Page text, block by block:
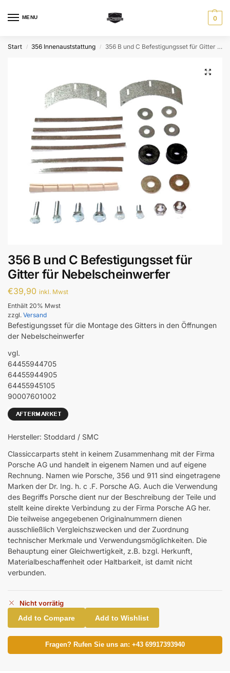
MENU 0
Start / 356 Innenauststattung / 356 B und C Befestigungsset für Gitter für Nebelscheinwerfer
356 B und C Befestigungsset für
Gitter für Nebelscheinwerfer
€39,90 inkl. Mwst
Enthält 20% Mwst
zzgl. Versand
Befestigungsset für die Montage des Gitters in den Öffnungen
der Nebelscheinwerfer
vgl.
64455944705
64455944905
64455945105
90007601002
Hersteller: Stoddard / SMC
Classiccarparts steht in keinem Zusammenhang mit der Firma
Porsche AG und handelt in eigenem Namen und auf eigene
Rechnung. Namen wie Porsche, 356 und 911 sind eingetragene
Marken der Dr. Ing. h. c .F. Porsche AG. Auch die Verwendung
des Begriffs Porsche dient nur der Beschreibung der Teile und
stellt keine direkte Verbindung zu der Firma Porsche AG her.
Die teilweise angegebenen Originalnummern dienen
ausschließlich Vergleichszwecken und der Zuordnung
technischer Merkmale und Verwendungsmöglichkeiten. Die
Behauptung einer Gleichwertigkeit, z.B. bzgl. Herkunft,
Materialbeschaffenheit oder Haltbarkeit, ist damit nicht
verbunden.
Nicht vorrätig
Add to Compare
Add to Wishlist
Fragen? Rufen Sie uns an: +43 69917393940